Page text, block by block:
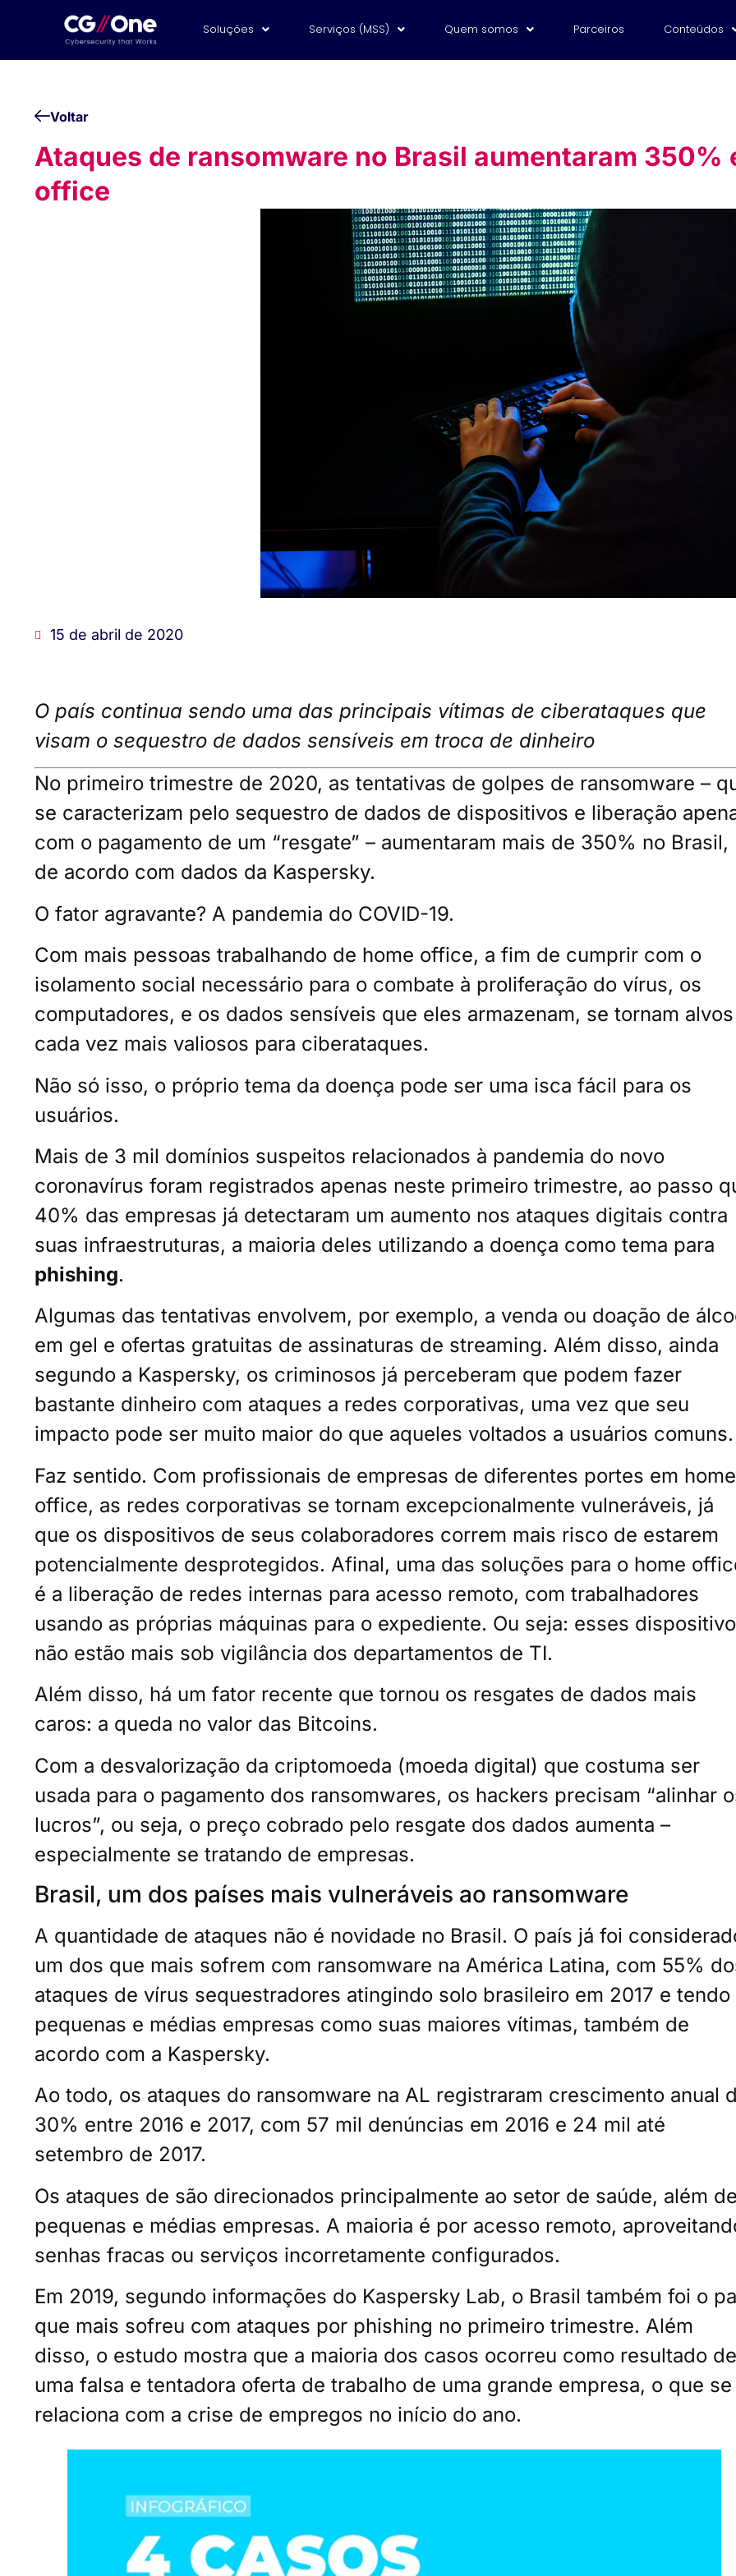
Soluções Serviços (MSS) Quem somos Parceiros Conteúdos
Voltar
Ataques de ransomware no Brasil aumentaram 350%
office
15 de abril de 2020
O país continua sendo uma das principais vítimas de ciberataques que
visam o sequestro de dados sensíveis em troca de dinheiro
No primeiro trimestre de 2020, as tentativas de golpes de ransomware –
se caracterizam pelo sequestro de dados de dispositivos e liberação
com o pagamento de um “resgate” – aumentaram mais de 350% no Brasil,
de acordo com dados da Kaspersky.
O fator agravante? A pandemia do COVID-19.
Com mais pessoas trabalhando de home office, a fim de cumprir com o
isolamento social necessário para o combate à proliferação do vírus, os
computadores, e os dados sensíveis que eles armazenam, se tornam alvos
cada vez mais valiosos para ciberataques.
Não só isso, o próprio tema da doença pode ser uma isca fácil para os
usuários.
Mais de 3 mil domínios suspeitos relacionados à pandemia do novo
coronavírus foram registrados apenas neste primeiro trimestre, ao passo
40% das empresas já detectaram um aumento nos ataques digitais contra
suas infraestruturas, a maioria deles utilizando a doença como tema para
phishing.
Algumas das tentativas envolvem, por exemplo, a venda ou doação de
em gel e ofertas gratuitas de assinaturas de streaming. Além disso, ainda
segundo a Kaspersky, os criminosos já perceberam que podem fazer
bastante dinheiro com ataques a redes corporativas, uma vez que seu
impacto pode ser muito maior do que aqueles voltados a usuários comuns.
Faz sentido. Com profissionais de empresas de diferentes portes em home
office, as redes corporativas se tornam excepcionalmente vulneráveis, já
que os dispositivos de seus colaboradores correm mais risco de estarem
potencialmente desprotegidos. Afinal, uma das soluções para o home
é a liberação de redes internas para acesso remoto, com trabalhadores
usando as próprias máquinas para o expediente. Ou seja: esses
não estão mais sob vigilância dos departamentos de TI.
Além disso, há um fator recente que tornou os resgates de dados mais
caros: a queda no valor das Bitcoins.
Com a desvalorização da criptomoeda (moeda digital) que costuma ser
usada para o pagamento dos ransomwares, os hackers precisam “alinhar
lucros”, ou seja, o preço cobrado pelo resgate dos dados aumenta –
especialmente se tratando de empresas.
Brasil, um dos países mais vulneráveis ao ransomware
A quantidade de ataques não é novidade no Brasil. O país já foi
um dos que mais sofrem com ransomware na América Latina, com 55%
ataques de vírus sequestradores atingindo solo brasileiro em 2017 e tendo
pequenas e médias empresas como suas maiores vítimas, também de
acordo com a Kaspersky.
Ao todo, os ataques do ransomware na AL registraram crescimento anual
30% entre 2016 e 2017, com 57 mil denúncias em 2016 e 24 mil até
setembro de 2017.
Os ataques de são direcionados principalmente ao setor de saúde, além de
pequenas e médias empresas. A maioria é por acesso remoto,
senhas fracas ou serviços incorretamente configurados.
Em 2019, segundo informações do Kaspersky Lab, o Brasil também foi o
que mais sofreu com ataques por phishing no primeiro trimestre. Além
disso, o estudo mostra que a maioria dos casos ocorreu como resultado de
uma falsa e tentadora oferta de trabalho de uma grande empresa, o que se
relaciona com a crise de empregos no início do ano.